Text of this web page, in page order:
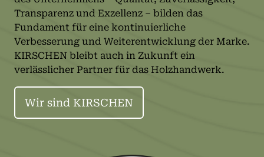
Transparenz und Exzellenz – bilden das
Fundament für eine kontinuierliche
Verbesserung und Weiterentwicklung der Marke.
KIRSCHEN bleibt auch in Zukunft ein
verlässlicher Partner für das Holzhandwerk.
Wir sind KIRSCHEN